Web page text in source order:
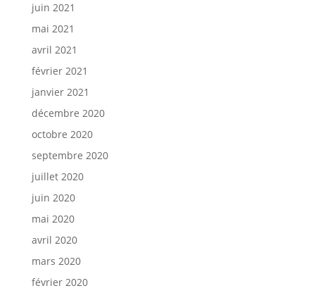
juin 2021
mai 2021
avril 2021
février 2021
janvier 2021
décembre 2020
octobre 2020
septembre 2020
juillet 2020
juin 2020
mai 2020
avril 2020
mars 2020
février 2020